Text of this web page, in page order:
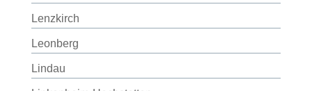
Lenzkirch
Leonberg
Lindau